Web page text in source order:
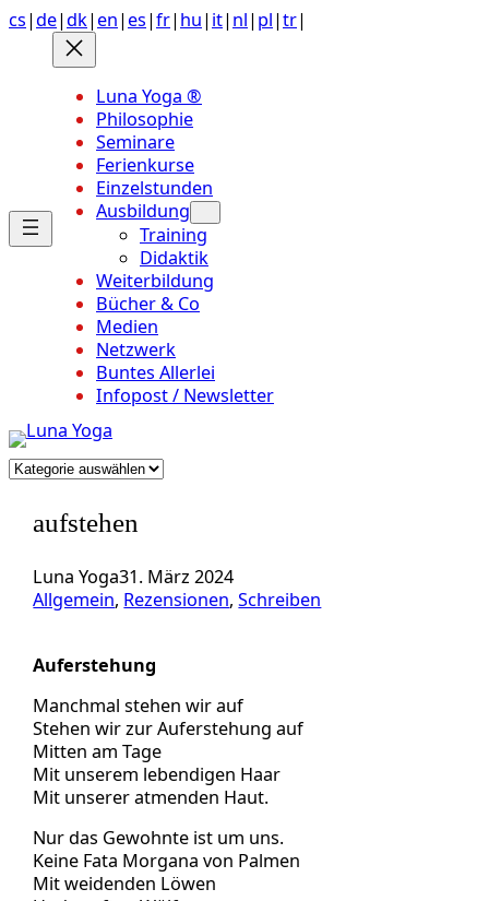
Anchor
Zum
Inhalt
springen
cs|de|dk| en| es|fr| hu| it| nl| pl|tr|
Luna Yoga ®
Philosophie
Seminare
Ferienkurse
Einzelstunden
Ausbildung
Training
Didaktik
Weiterbildung
Bücher & Co
Medien
Netzwerk
Buntes Allerlei
Infopost / Newsletter
Kategorien
aufstehen
Luna Yoga31. März 2024
Allgemein, Rezensionen, Schreiben
Auferstehung
Manchmal stehen wir auf
Stehen wir zur Auferstehung auf
Mitten am Tage
Mit unserem lebendigen Haar
Mit unserer atmenden Haut.
Nur das Gewohnte ist um uns.
Keine Fata Morgana von Palmen
Mit weidenden Löwen